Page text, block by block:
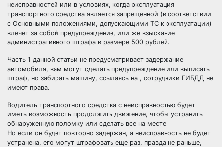
неисправностей или в условиях, когда эксплуатация
транспортного средства является запрещенной (в соответствии
с Основными положениями, допускающими ТС к эксплуатации)
влечет за собой предупреждение, или же взыскание
административного штрафа в размере 500 рублей.
Часть 1 данной статьи не предусматривает задержание
автомобиля, вам могут сделать предупреждение или выписать
штраф, но забирать машину, ссылаясь на , сотрудники ГИБДД не
имеют права.
Водитель транспортного средства с неисправностью будет
иметь возможность продолжить движение, чтобы устранить
обнаруженную поломку или сделать все на месте.
Но если он будет повторно задержан, а неисправность не будет
устранена, его могут штрафовать еще раз, правда не раньше,